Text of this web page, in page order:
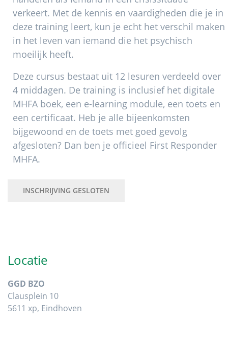
verkeert. Met de kennis en vaardigheden die je in
deze training leert, kun je echt het verschil maken
in het leven van iemand die het psychisch
moeilijk heeft.
Deze cursus bestaat uit 12 lesuren verdeeld over
4 middagen. De training is inclusief het digitale
MHFA boek, een e-learning module, een toets en
een certificaat. Heb je alle bijeenkomsten
bijgewoond en de toets met goed gevolg
afgesloten? Dan ben je officieel First Responder
MHFA.
INSCHRIJVING GESLOTEN
Locatie
GGD BZO
Clausplein 10
5611 xp, Eindhoven